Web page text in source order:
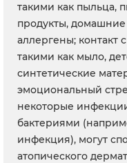
такими как пыльца,
продукты,
аллергены;
такими как мыло,
синтетические
эмоциональный
некоторые
бактериями
инфекция), могут
атопического